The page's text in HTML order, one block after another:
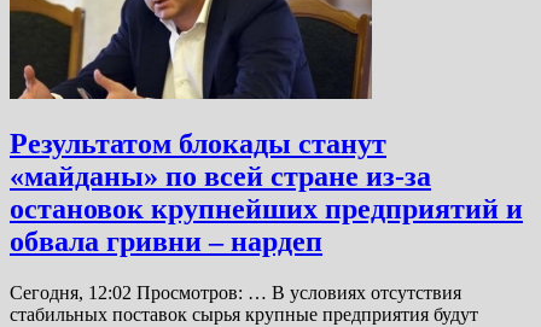
Результатом блокады станут
«майданы» по всей стране из-за
остановок крупнейших предприятий и
обвала гривни – нардеп
Сегодня, 12:02 Просмотров: … В условиях отсутствия
стабильных поставок сырья крупные предприятия будут